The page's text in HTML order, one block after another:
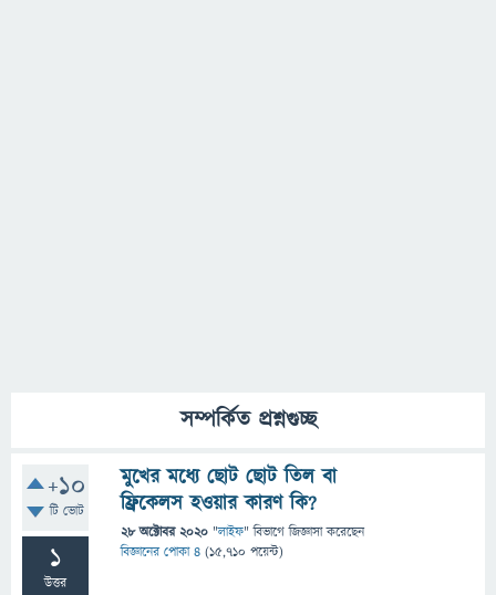
সম্পর্কিত প্রশ্নগুচ্ছ
+10
টি ভোট
1
উত্তর
মুখের মধ্যে ছোট ছোট তিল বা
ফ্রিকেলস হওয়ার কারণ কি?
28 অক্টোবর 2020 "লাইফ" বিভাগে জিজ্ঞাসাকরেছেন
বিজ্ঞানের পোকা ৪ (15,710 পয়েন্ট)